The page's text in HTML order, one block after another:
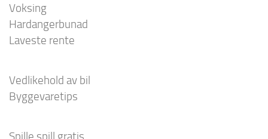
Voksing
Hardangerbunad
Laveste rente
Vedlikehold av bil
Byggevaretips
Spille spill gratis